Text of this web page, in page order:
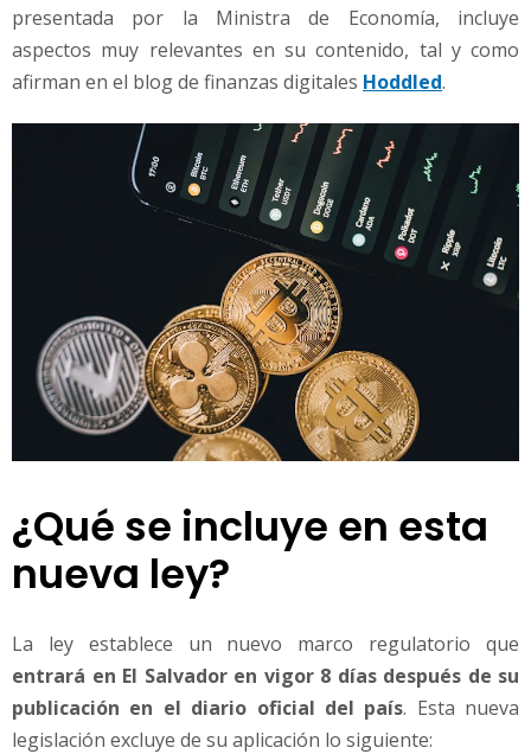
n
t
presentada por la Ministra de Economía, incluye
aspectos muy relevantes en su contenido, tal y como
afirman en el blog de finanzas digitales Hoddled.
¿Qué se incluye en esta
nueva ley?
La ley establece un nuevo marco regulatorio que
entrará en El Salvador en vigor 8 días después de su
publicación en el diario oficial del país. Esta nueva
legislación excluye de su aplicación lo siguiente: